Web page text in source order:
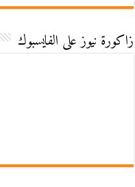
زاكورة نيوز على الفايسبوك